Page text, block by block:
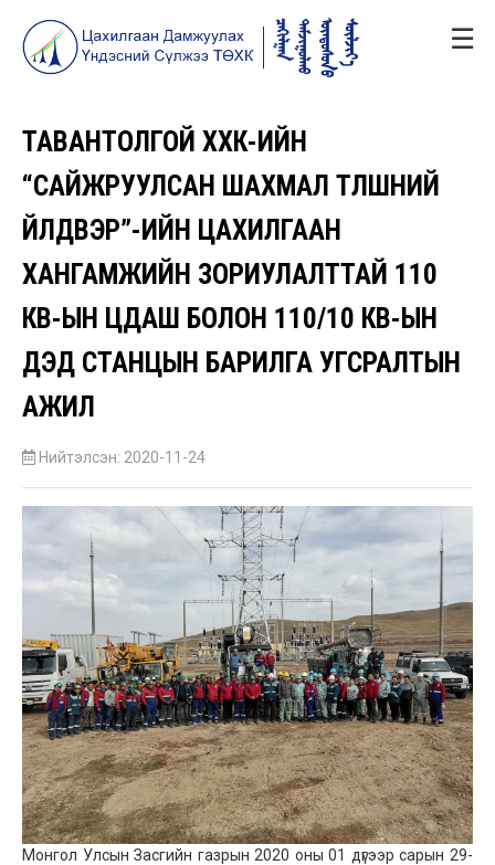
☰
ТАВАНТОЛГОЙ ХХК-ИЙН
“САЙЖРУУЛСАН ШАХМАЛ ТҮЛШНИЙ
ҮЙЛДВЭР”-ИЙН ЦАХИЛГААН
ХАНГАМЖИЙН ЗОРИУЛАЛТТАЙ 110
КВ-ЫН ЦДАШ БОЛОН 110/10 КВ-ЫН
ДЭД СТАНЦЫН БАРИЛГА УГСРАЛТЫН
АЖИЛ
Нийтэлсэн: 2020-11-24
Монгол Улсын Засгийн газрын 2020 оны 01 дүгээр сарын 29-